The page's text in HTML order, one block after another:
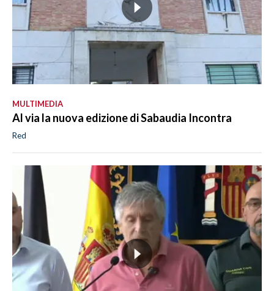
MULTIMEDIA
Al via la nuova edizione di Sabaudia Incontra
Red